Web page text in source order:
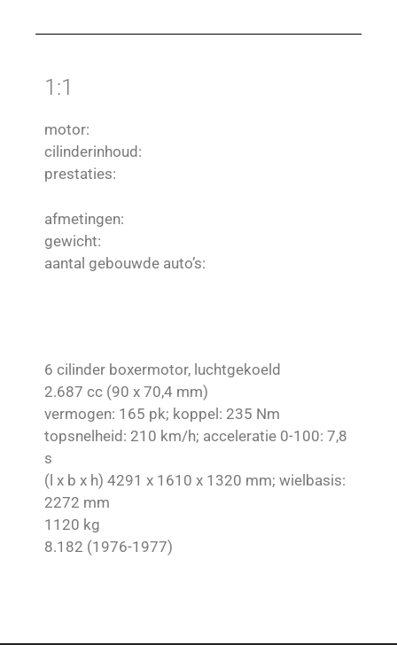
1:1
motor:
cilinderinhoud:
prestaties:
afmetingen:
gewicht:
aantal gebouwde auto’s:
6 cilinder boxermotor, luchtgekoeld
2.687 cc (90 x 70,4 mm)
vermogen: 165 pk; koppel: 235 Nm
topsnelheid: 210 km/h; acceleratie 0-100: 7,8
s
(l x b x h) 4291 x 1610 x 1320 mm; wielbasis:
2272 mm
1120 kg
8.182 (1976-1977)